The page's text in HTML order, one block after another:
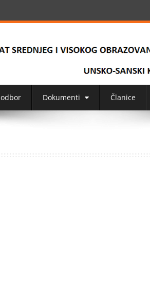
Dokumenti Članice